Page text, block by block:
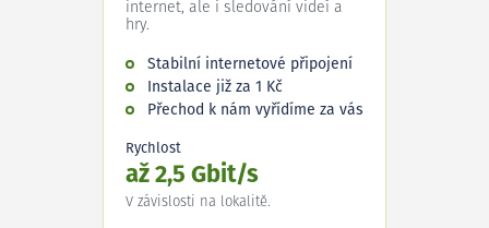
internet, ale i sledování videí a
hry.
Stabilní internetové připojení
Instalace již za 1 Kč
Přechod k nám vyřídíme za vás
Rychlost
až 2,5 Gbit/s
V závislosti na lokalitě.